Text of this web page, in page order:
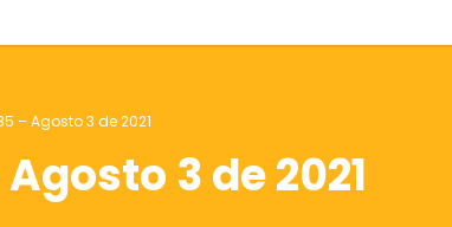
– Agosto 3 de 2021
3 de 2021